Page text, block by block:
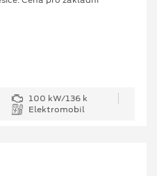
100 kW/136 k
Elektromobil